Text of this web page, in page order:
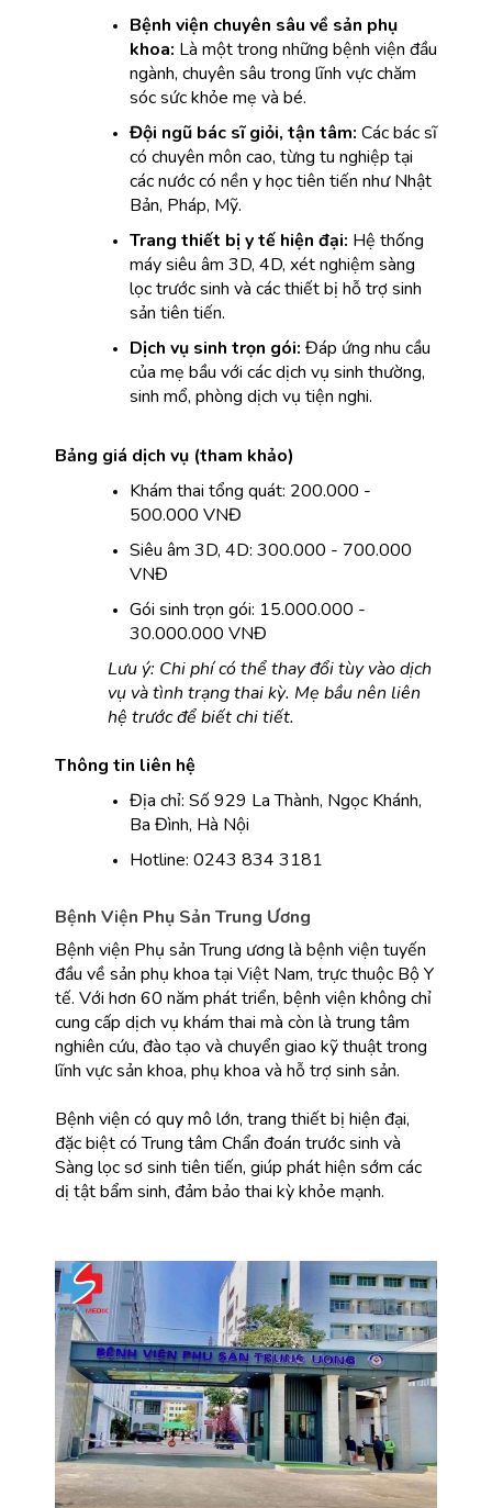
Bệnh viện chuyên sâu về sản phụ
khoa: Là một trong những bệnh viện đầu
ngành, chuyên sâu trong lĩnh vực chăm
sóc sức khỏe mẹ và bé.
Đội ngũ bác sĩ giỏi, tận tâm: Các bác sĩ
có chuyên môn cao, từng tu nghiệp tại
các nước có nền y học tiên tiến như Nhật
Bản, Pháp, Mỹ.
Trang thiết bị y tế hiện đại: Hệ thống
máy siêu âm 3D, 4D, xét nghiệm sàng
lọc trước sinh và các thiết bị hỗ trợ sinh
sản tiên tiến.
Dịch vụ sinh trọn gói: Đáp ứng nhu cầu
của mẹ bầu với các dịch vụ sinh thường,
sinh mổ, phòng dịch vụ tiện nghi.
Bảng giá dịch vụ (tham khảo)
Khám thai tổng quát: 200.000 -
500.000 VNĐ
Siêu âm 3D, 4D: 300.000 - 700.000
VNĐ
Gói sinh trọn gói: 15.000.000 -
30.000.000 VNĐ
Lưu ý: Chi phí có thể thay đổi tùy vào dịch
vụ và tình trạng thai kỳ. Mẹ bầu nên liên
hệ trước để biết chi tiết.
Thông tin liên hệ
Địa chỉ: Số 929 La Thành, Ngọc Khánh,
Ba Đình, Hà Nội
Hotline: 0243 834 3181
Bệnh Viện Phụ Sản Trung Ương
Bệnh viện Phụ sản Trung ương là bệnh viện tuyến
đầu về sản phụ khoa tại Việt Nam, trực thuộc Bộ Y
tế. Với hơn 60 năm phát triển, bệnh viện không chỉ
cung cấp dịch vụ khám thai mà còn là trung tâm
nghiên cứu, đào tạo và chuyển giao kỹ thuật trong
lĩnh vực sản khoa, phụ khoa và hỗ trợ sinh sản.
Bệnh viện có quy mô lớn, trang thiết bị hiện đại,
đặc biệt có Trung tâm Chẩn đoán trước sinh và
Sàng lọc sơ sinh tiên tiến, giúp phát hiện sớm các
dị tật bẩm sinh, đảm bảo thai kỳ khỏe mạnh.